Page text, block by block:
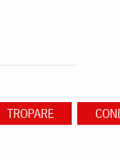
TROPARE